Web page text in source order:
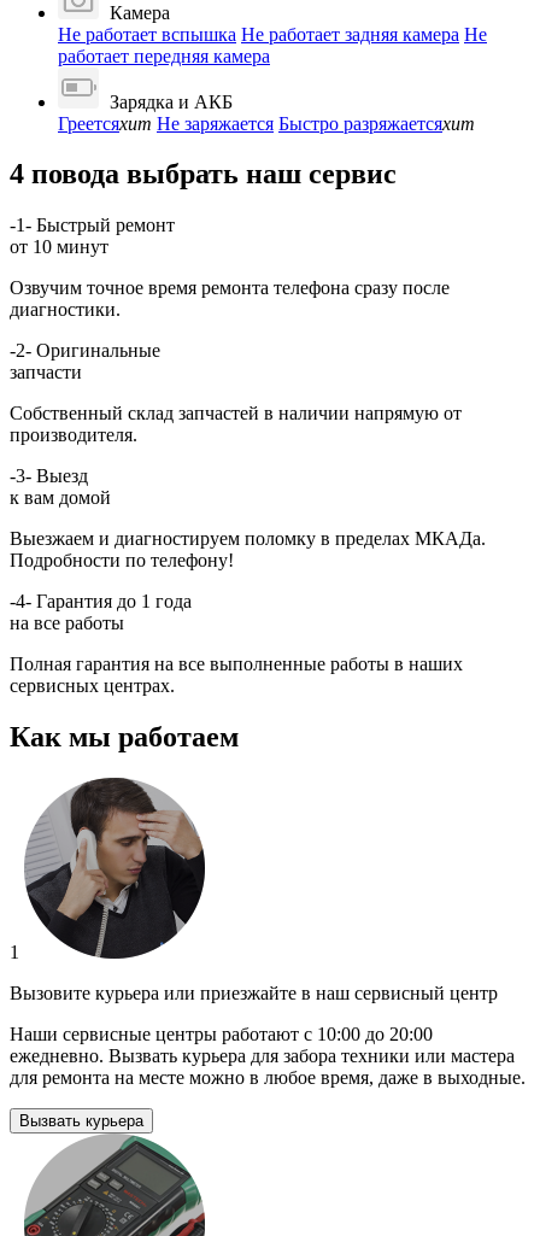
Камера
Не работает вспышка Не работает задняя камера Не
работает передняя камера
Зарядка и АКБ
Греетсяхит Не заряжается Быстро разряжаетсяхит
4 повода выбрать наш сервис
-1- Быстрый ремонт
от 10 минут
Озвучим точное время ремонта телефона сразу после
диагностики.
-2- Оригинальные
запчасти
Собственный склад запчастей в наличии напрямую от
производителя.
-3- Выезд
к вам домой
Выезжаем и диагностируем поломку в пределах МКАДа.
Подробности по телефону!
-4- Гарантия до 1 года
на все работы
Полная гарантия на все выполненные работы в наших
сервисных центрах.
Как мы работаем
1
Вызовите курьера или приезжайте в наш сервисный центр
Наши сервисные центры работают с 10:00 до 20:00
ежедневно. Вызвать курьера для забора техники или мастера
для ремонта на месте можно в любое время, даже в выходные.
Вызвать курьера